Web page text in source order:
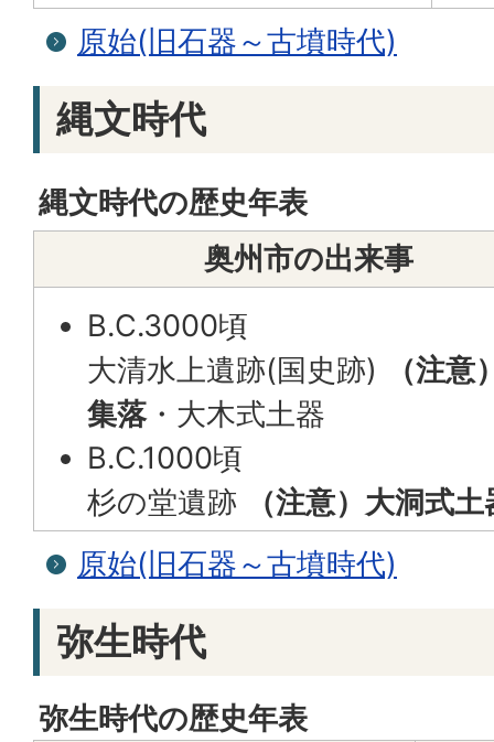
原始(旧石器～古墳時代)
縄文時代
縄文時代の歴史年表
奥州市の出来事
B.C.3000頃
大清水上遺跡(国史跡)
（注意
集落・大木式土器
B.C.1000頃
杉の堂遺跡
（注意）大洞式土
原始(旧石器～古墳時代)
弥生時代
弥生時代の歴史年表